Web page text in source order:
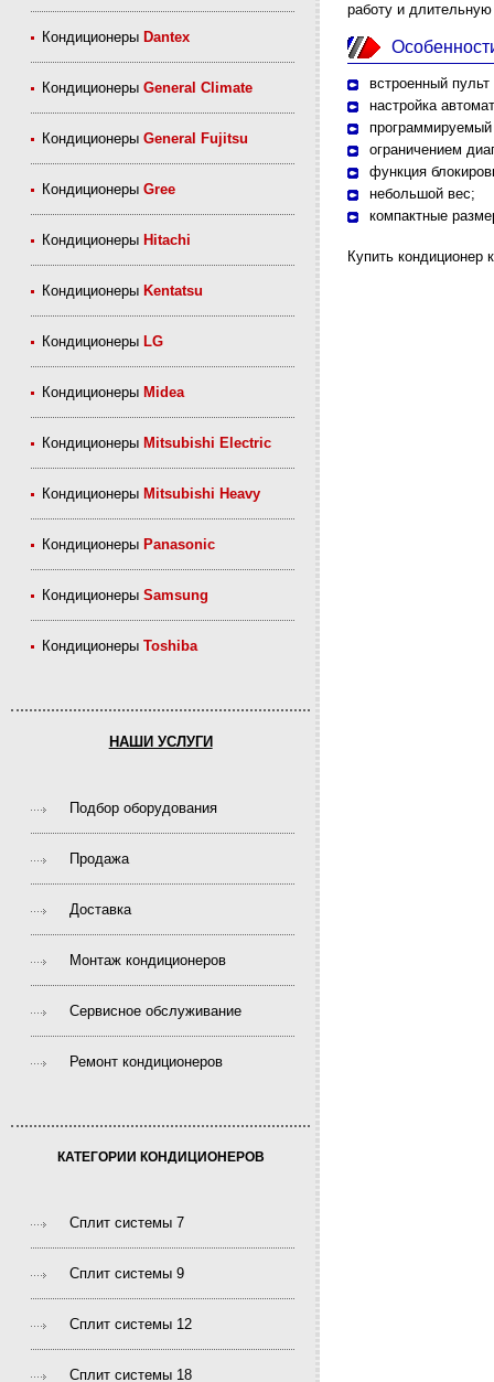
Кондиционеры Dantex
КондиционерыGeneral Climate
КондиционерыGeneral Fujitsu
КондиционерыGree
Кондиционеры Hitachi
Кондиционеры Kentatsu
Кондиционеры LG
Кондиционеры Midea
Кондиционеры Mitsubishi Electric
Кондиционеры Mitsubishi Heavy
Кондиционеры Panasonic
КондиционерыSamsung
КондиционерыToshiba
НАШИ УСЛУГИ
Подбор оборудования
Продажа
Доставка
Монтаж кондиционеров
Сервисное обслуживание
Ремонт кондиционеров
КАТЕГОРИИ КОНДИЦИОНЕРОВ
Сплит системы 7
Сплит системы 9
Сплит системы 12
Сплит системы 18
работу и
встроенный
настройка
ограничением
функция
небольшой вес;
компактные
Купить кондиционер